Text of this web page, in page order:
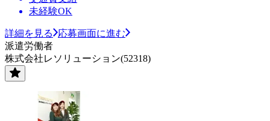
未経験OK
詳細を見る
応募画面に進む
派遣労働者
株式会社レソリューション(52318)